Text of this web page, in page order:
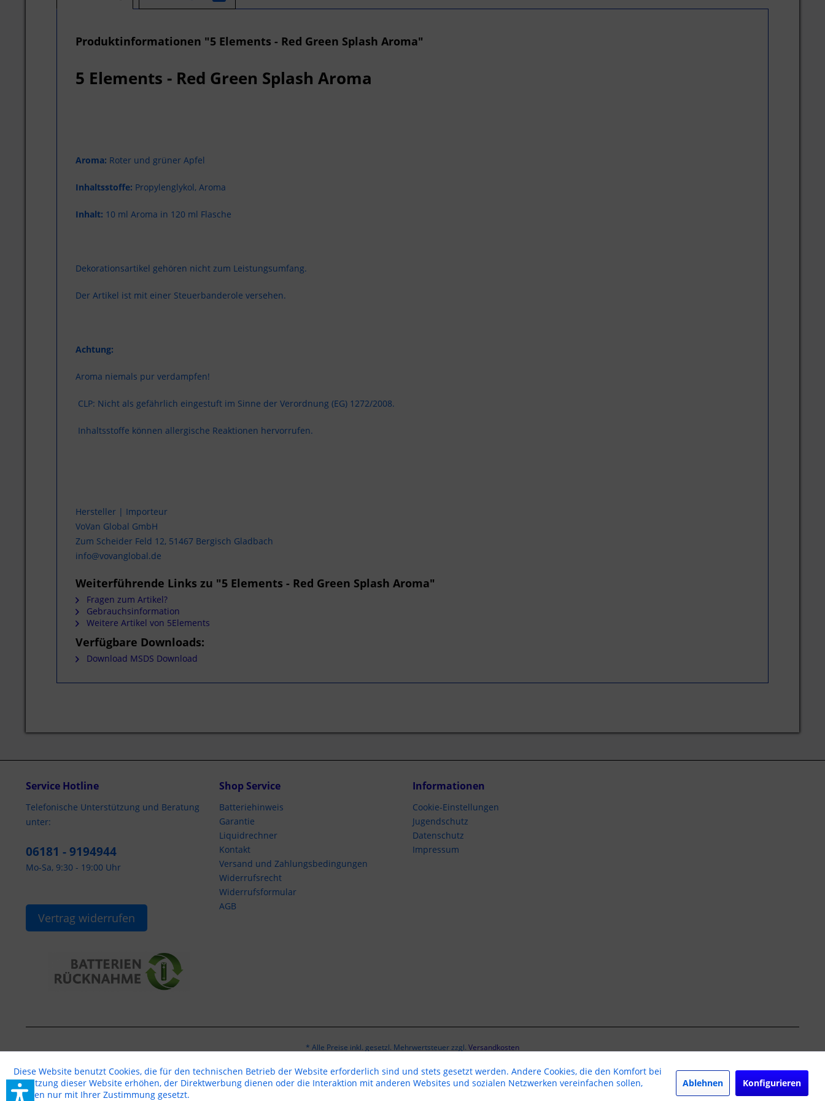
Produktinformationen "5 Elements - Red Green Splash Aroma"
5 Elements - Red Green Splash Aroma
Aroma: Roter und grüner Apfel
Inhaltsstoffe: Propylenglykol, Aroma
Inhalt: 10 ml Aroma in 120 ml Flasche
Dekorationsartikel gehören nicht zum Leistungsumfang.
Der Artikel ist mit einer Steuerbanderole versehen.
Achtung:
Aroma niemals pur verdampfen!
CLP: Nicht als gefährlich eingestuft im Sinne der Verordnung (EG) 1272/2008.
Inhaltsstoffe können allergische Reaktionen hervorrufen.
Hersteller | Importeur
VoVan Global GmbH
Zum Scheider Feld 12, 51467 Bergisch Gladbach
info@vovanglobal.de
Weiterführende Links zu "5 Elements - Red Green Splash Aroma"
Fragen zum Artikel?
Gebrauchsinformation
Weitere Artikel von 5Elements
Verfügbare Downloads:
Download MSDS Download
Service Hotline
Telefonische Unterstützung und Beratung
unter:
06181 - 9194944
Mo-Sa, 9:30 - 19:00 Uhr
Vertrag widerrufen
Shop Service
Batteriehinweis
Garantie
Liquidrechner
Kontakt
Versand und Zahlungsbedingungen
Widerrufsrecht
Widerrufsformular
AGB
Informationen
Cookie-Einstellungen
Jugendschutz
Datenschutz
Impressum
* Alle Preise inkl. gesetzl. Mehrwertsteuer zzgl. Versandkosten
Erstellt mit Liebe ❤
Diese Website benutzt Cookies, die für den technischen Betrieb der Website erforderlich sind und stets gesetzt werden. Andere Cookies, die den Komfort bei
Benutzung dieser Website erhöhen, der Direktwerbung dienen oder die Interaktion mit anderen Websites und sozialen Netzwerken vereinfachen sollen,
werden nur mit Ihrer Zustimmung gesetzt.
Ablehnen Konfigurieren